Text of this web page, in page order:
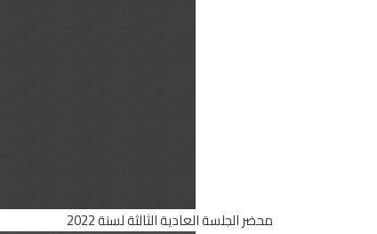
محضر الجلسة العادية الثالثة لسنة 2022